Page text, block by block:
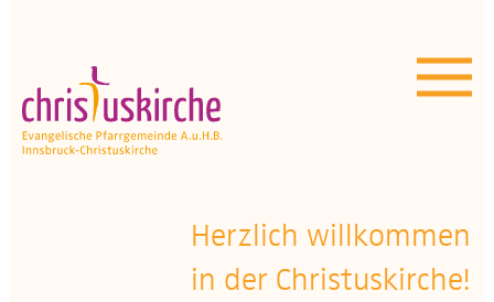
Unser Angebot
OEZ
Wissenswertes
Herzlich willkommen
in der Christuskirche!